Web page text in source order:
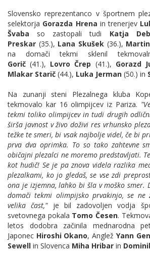
Slovensko reprezentanco v športnem
selektorja Gorazda Hrena in trenerjev
Švaba so zastopali tudi Katja
Preskar (35.), Lana Skušek (36.),
na domači tekmi sklenil
Gorič (41.), Lovro Črep (41.), Gorazd
Mlakar Starič (44.), Luka Jerman (50.) in
Na zunanji steni Plezalnega kluba
tekmovalo kar 16 olimpijcev iz Pariza.
tekmi toliko olimpijcev in tudi drugih
širša javnost v živo doživi res vrhunsko
težke te smeri, bi vsak najbolje videl, če bi
prva dva oprimka. To so tako zahtevne
običajni plezalci ne moremo predstavljati.
kot hudič! Se je pa znova videla razlika
plezalkami, ko jo gledaš, se vse zdi
ona je izjemna, lahko bi šla v moško smer.
domači tekmi olimpijsko prvakinjo, se
velika čast,"je bil zadovoljen vodja
svetovnega pokala Tomo Česen.
letos dodobra začinila mednarodna
Japonec Hiroshi Okano, Anglež Yann
Sewell in Slovenca Miha Hribar in